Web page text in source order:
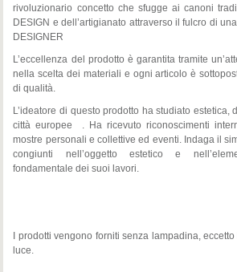
rivoluzionario concetto che sfugge ai canoni
DESIGN e dell’artigianato attraverso il fulcro di
DESIGNER
L’eccellenza del prodotto è garantita tramite
nella scelta dei materiali e ogni articolo è
di qualità.
L’ideatore di questo prodotto ha studiato estetica,
città europee . Ha ricevuto riconoscimenti
mostre personali e collettive ed eventi. Indaga il
congiunti nell’oggetto estetico e
fondamentale dei suoi lavori.
I prodotti vengono forniti senza lampadina,
luce.